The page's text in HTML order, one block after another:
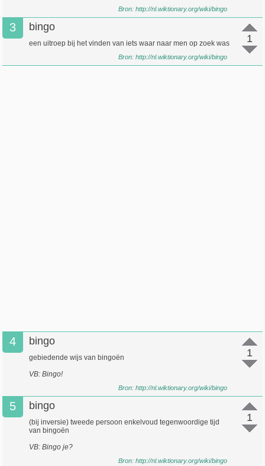
Bron: http://nl.wiktionary.org/wiki/bingo
3
1
bingo
een uitroep bij het vinden van iets waar naar men op zoek was
Bron: http://nl.wiktionary.org/wiki/bingo
4
1
bingo
gebiedende wijs van bingoën
VB: Bingo!
Bron: http://nl.wiktionary.org/wiki/bingo
5
1
bingo
(bij inversie) tweede persoon enkelvoud tegenwoordige tijd
van bingoën
VB: Bingo je?
Bron: http://nl.wiktionary.org/wiki/bingo